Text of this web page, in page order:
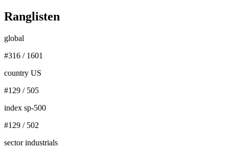
Ranglisten
global
#316 / 1601
country US
#129 / 505
index sp-500
#129 / 502
sector industrials